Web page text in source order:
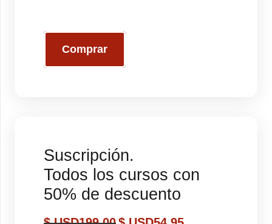
Comprar
Suscripción.
Todos los cursos con
50% de descuento